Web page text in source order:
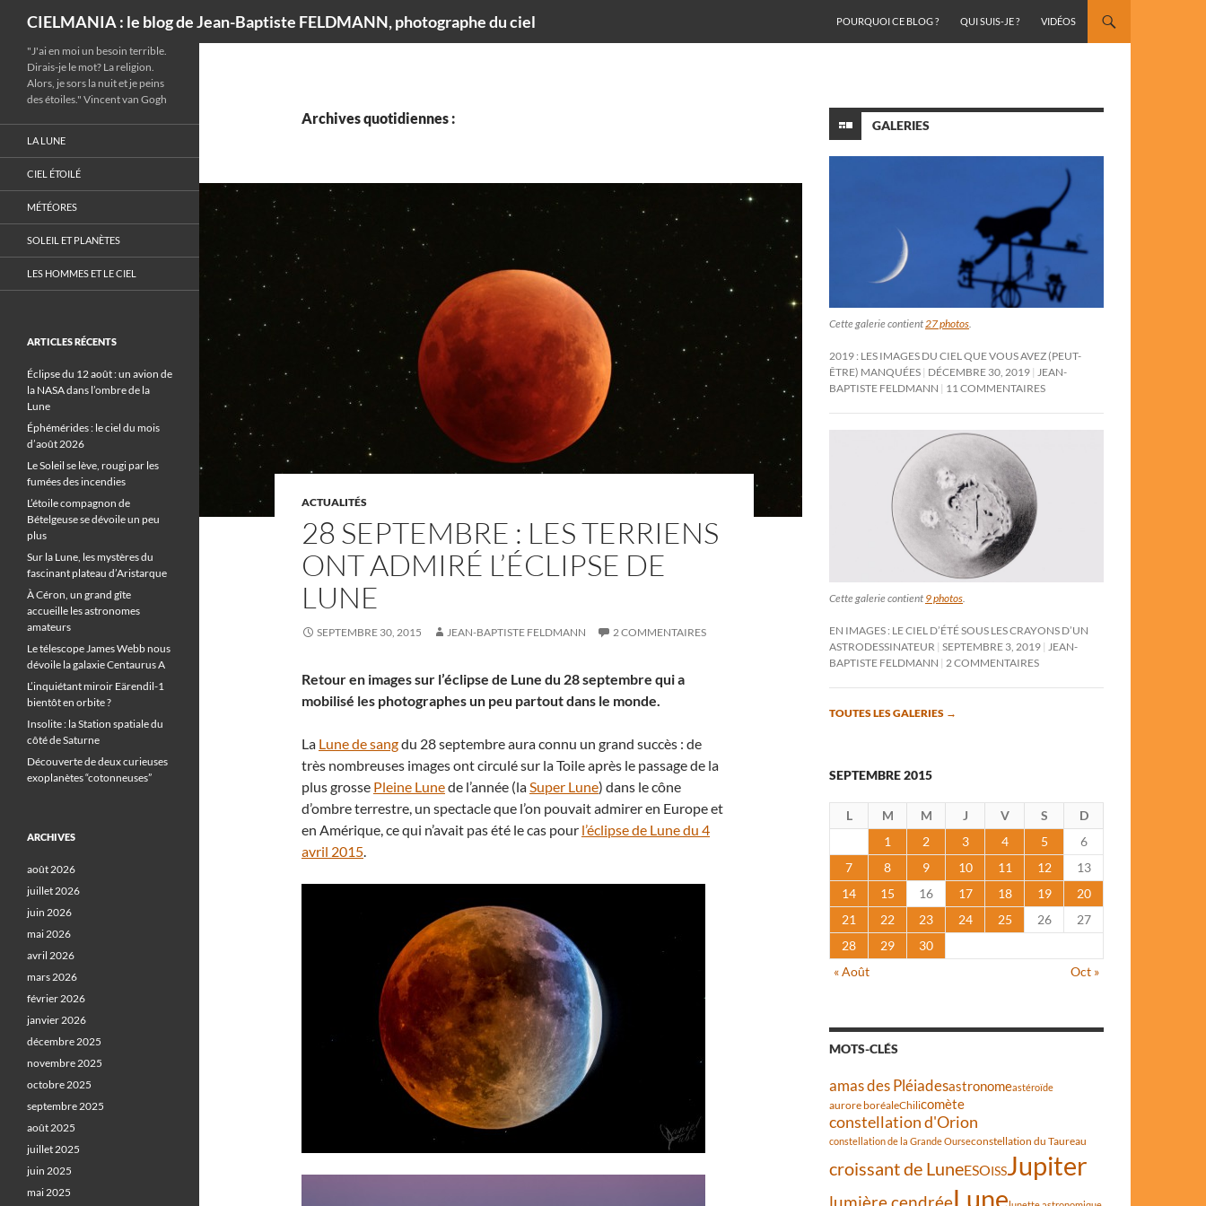
CIELMANIA : le blog de Jean-Baptiste FELDMANN, photographe du ciel
POURQUOI CE BLOG ?
QUI SUIS-JE ? VIDÉOS
Archives quotidiennes :
ACTUALITÉS
28 SEPTEMBRE : LES TERRIENS
ONT ADMIRÉ L’ÉCLIPSE DE
LUNE
SEPTEMBRE 30, 2015 JEAN-BAPTISTE FELDMANN 2 COMMENTAIRES
Retour en images sur l’éclipse de Lune du 28 septembre qui a
mobilisé les photographes un peu partout dans le monde.
La Lune de sangdu 28 septembre aura connu un grand succès : de
très nombreuses images ont circulé sur la Toile après le passage de la
plus grosse Pleine Lunede l’année (laSuper Lune) dans le cône
d’ombre terrestre, un spectacle que l’on pouvait admirer en Europe et
en Amérique, ce qui n’avait pas été le cas pour l’éclipse de Lune du 4
avril 2015.
GALERIES
Cette galerie contient27 photos.
2019 : LES IMAGES DU CIEL QUE VOUS AVEZ (PEUT-
ÊTRE) MANQUÉES DÉCEMBRE 30, 2019 JEAN-
BAPTISTE FELDMANN
11 COMMENTAIRES
Cette galerie contient 9 photos
EN IMAGES : LE CIEL D’ÉTÉ SOUS LES CRAYONS D’UN
ASTRODESSINATEUR SEPTEMBRE 3, 2019
JEAN-
BAPTISTE FELDMANN
2 COMMENTAIRES
TOUTES LES GALERIES →
SEPTEMBRE 2015
L M M J V S
D
1
2 3 4 5
6
7
8 9 10 11 12
13
14
15 16 17 18 19
20
21
22 23 24 25 26
27
28
29
30
« Août
Oct »
MOTS-CLÉS
amas des Pléiadesastronomeastéroïde
aurore boréaleChilicomète
constellation d'Orion
constellation de la Grande Ourseconstellation du Taureau
croissant de LuneESOISSJupiter
lumière cendréeLune
"J'ai en moi un besoin terrible.
Dirais-je le mot? La religion.
Alors, je sors la nuit et je peins
des étoiles." Vincent van Gogh
LA LUNE
CIEL ÉTOILÉ
MÉTÉORES
SOLEIL ET PLANÈTES
LES HOMMES ET LE CIEL
ARTICLES RÉCENTS
Éclipse du 12 août : un avion de
la NASA dans l’ombre de la
Lune
Éphémérides : le ciel du mois
d’août 2026
Le Soleil se lève, rougi par les
fumées des incendies
L’étoile compagnon de
Bételgeuse se dévoile un peu
plus
Sur la Lune, les mystères du
fascinant plateau d’Aristarque
À Céron, un grand gîte
accueille les astronomes
amateurs
Le télescope James Webb nous
dévoile la galaxie Centaurus A
L’inquiétant miroir Eärendil-1
bientôt en orbite ?
Insolite : la Station spatiale du
côté de Saturne
Découverte de deux curieuses
exoplanètes “cotonneuses”
ARCHIVES
août 2026
juillet 2026
juin 2026
mai 2026
avril 2026
mars 2026
février 2026
janvier 2026
décembre 2025
novembre 2025
octobre 2025
septembre 2025
août 2025
juillet 2025
juin 2025
mai 2025